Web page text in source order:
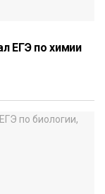
ЕГЭ по химии